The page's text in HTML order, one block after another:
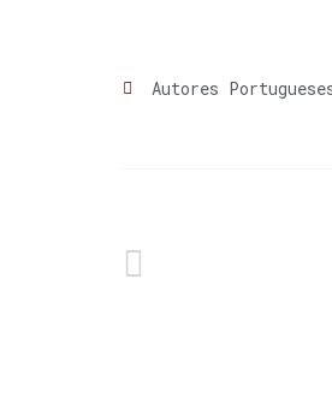
Autores